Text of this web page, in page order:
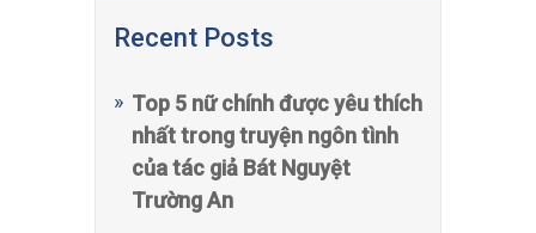
Recent Posts
Top 5 nữ chính được yêu thích
nhất trong truyện ngôn tình
của tác giả Bát Nguyệt
Trường An